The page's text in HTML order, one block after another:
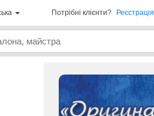
Потрібні клієнти? Реєстрація